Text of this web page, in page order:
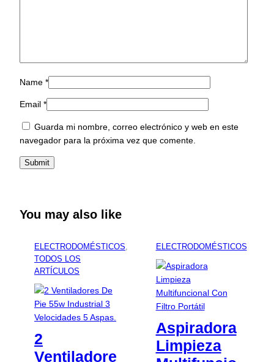
Name *
Email *
Guarda mi nombre, correo electrónico y web en este
navegador para la próxima vez que comente.
You may also like
ELECTRODOMÉSTICOS
TODOS LOS
ARTÍCULOS
2
Ventiladore
ELECTRODOMÉSTICOS
Aspiradora
Limpieza